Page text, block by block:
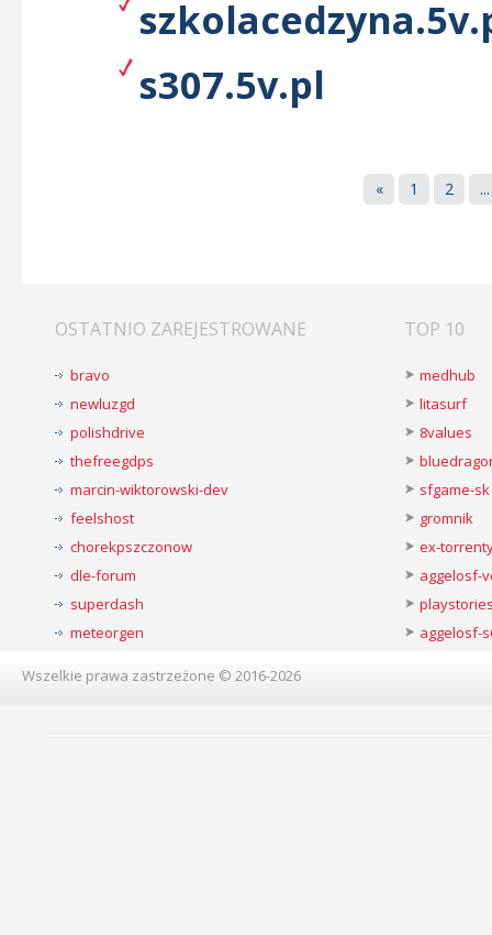
s307.5v.pl
« 1 2 ...
OSTATNIO ZAREJESTROWANE
bravo
newluzgd
polishdrive
thefreegdps
marcin-wiktorowski-dev
feelshost
chorekpszczonow
dle-forum
superdash
meteorgen
TOP 10
medhub
litasurf
8values
sfgame-sk
gromnik
ex-
aggelosf-
aggelosf-
Wszelkie prawa zastrzeżone © 2016-2026